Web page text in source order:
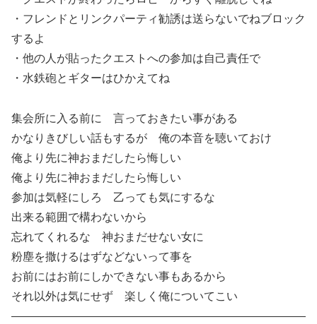
・フレンドとリンクパーティ勧誘は送らないでねブロック
するよ
・他の人が貼ったクエストへの参加は自己責任で
・水鉄砲とギターはひかえてね
集会所に入る前に 言っておきたい事がある
かなりきびしい話もするが 俺の本音を聴いておけ
俺より先に神おまだしたら悔しい
俺より先に神おまだしたら悔しい
参加は気軽にしろ 乙っても気にするな
出来る範囲で構わないから
忘れてくれるな 神おまだせない女に
粉塵を撒けるはずなどないって事を
お前にはお前にしかできない事もあるから
それ以外は気にせず 楽しく俺についてこい
——————————————————————————